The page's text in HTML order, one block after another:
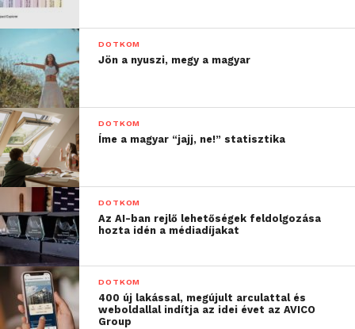
DOTKOM
Jön a nyuszi, megy a magyar
DOTKOM
Íme a magyar “jajj, ne!” statisztika
DOTKOM
Az AI-ban rejlő lehetőségek feldolgozása
hozta idén a médiadíjakat
DOTKOM
400 új lakással, megújult arculattal és
weboldallal indítja az idei évet az AVICO
Group